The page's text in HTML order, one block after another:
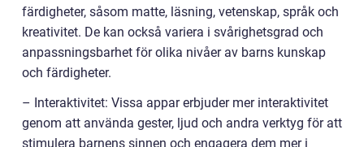
färdigheter, såsom matte, läsning, vetenskap, språk och
kreativitet. De kan också variera i svårighetsgrad och
anpassningsbarhet för olika nivåer av barns kunskap
och färdigheter.
– Interaktivitet: Vissa appar erbjuder mer interaktivitet
genom att använda gester, ljud och andra verktyg för att
stimulera barnens sinnen och engagera dem mer i